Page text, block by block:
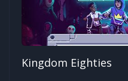
Kingdom Eighties